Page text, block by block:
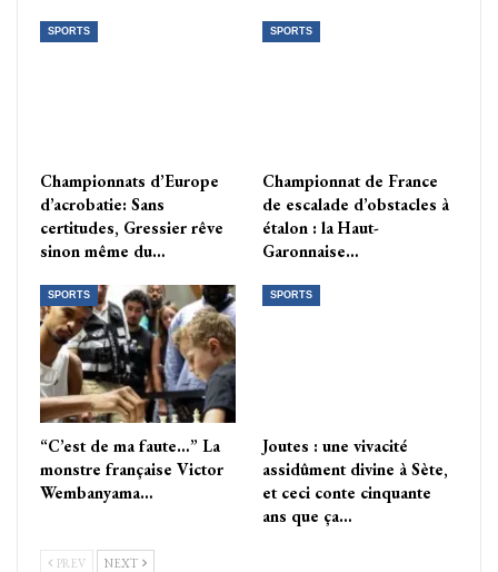
SPORTS
Championnats d’Europe
d’acrobatie: Sans
certitudes, Gressier rêve
sinon même du…
SPORTS
Championnat de France
de escalade d’obstacles à
étalon : la Haut-
Garonnaise…
SPORTS
“C’est de ma faute…” La
monstre française Victor
Wembanyama…
SPORTS
Joutes : une vivacité
assidûment divine à Sète,
et ceci conte cinquante
ans que ça…
PREV NEXT